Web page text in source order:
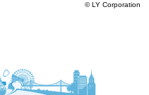
© LY Corporation